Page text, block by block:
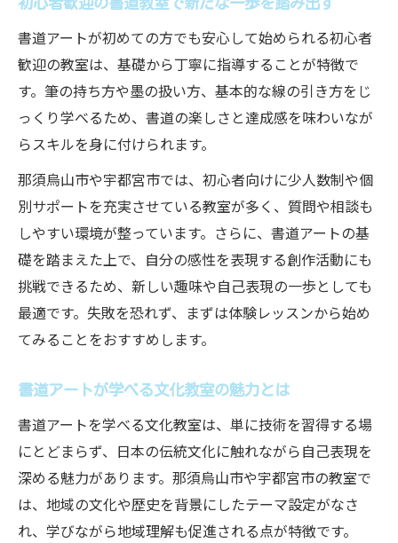
初心者歓迎の書道教室で新たな一歩を踏み出す
書道アートが初めての方でも安心して始められる初心者
歓迎の教室は、基礎から丁寧に指導することが特徴で
す。筆の持ち方や墨の扱い方、基本的な線の引き方をじ
っくり学べるため、書道の楽しさと達成感を味わいなが
らスキルを身に付けられます。
那須烏山市や宇都宮市では、初心者向けに少人数制や個
別サポートを充実させている教室が多く、質問や相談も
しやすい環境が整っています。さらに、書道アートの基
礎を踏まえた上で、自分の感性を表現する創作活動にも
挑戦できるため、新しい趣味や自己表現の一歩としても
最適です。失敗を恐れず、まずは体験レッスンから始め
てみることをおすすめします。
書道アートが学べる文化教室の魅力とは
書道アートを学べる文化教室は、単に技術を習得する場
にとどまらず、日本の伝統文化に触れながら自己表現を
深める魅力があります。那須烏山市や宇都宮市の教室で
は、地域の文化や歴史を背景にしたテーマ設定がなさ
れ、学びながら地域理解も促進される点が特徴です。